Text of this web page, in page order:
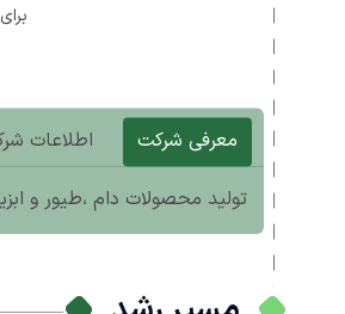
معرفی شرکت اطلاعات
تولید محصولات دام ،طیور و